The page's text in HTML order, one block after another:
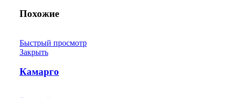
Похожие
Быстрый просмотр
Закрыть
Камарго